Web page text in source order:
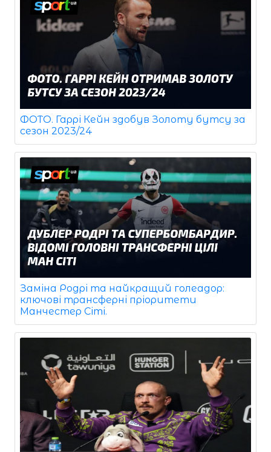
ФОТО. Гаррі Кейн здобув Золоту бутсу за
сезон 2023/24
Заміна Родрі та найкращий голеадор:
ключові трансферні пріоритети
Манчестер Сіті.